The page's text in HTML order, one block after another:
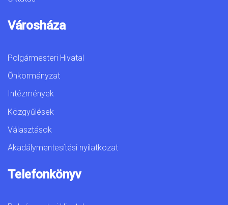
Városháza
Polgármesteri Hivatal
Önkormányzat
Intézmények
Közgyűlések
Választások
Akadálymentesítési nyilatkozat
Telefonkönyv